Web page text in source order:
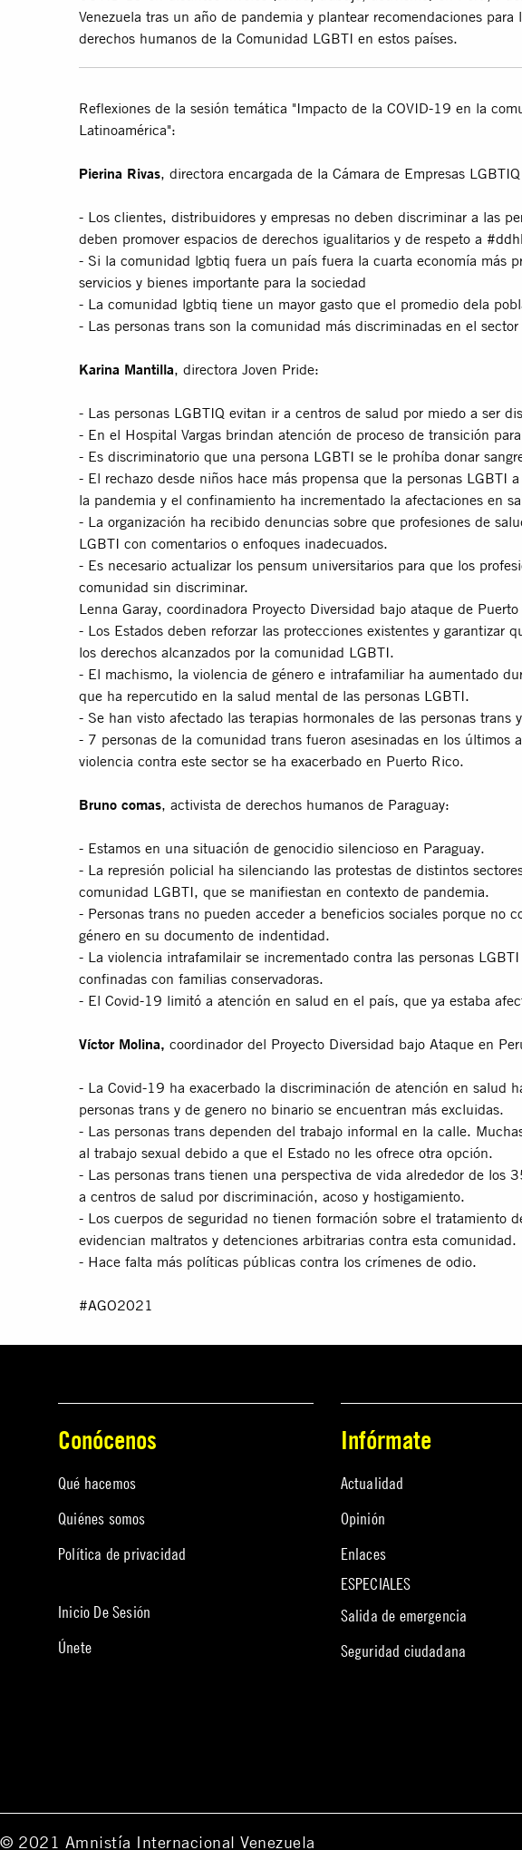
Venezuela tras un año de pandemia y plantear recomendaciones
derechos humanos de la Comunidad LGBTI en estos países.
Reflexiones de la sesión temática "Impacto de la COVID-19 en la
Latinoamérica":
Pierina Rivas, directora encargada de la Cámara de Empresas
- Los clientes, distribuidores y empresas no deben discriminar a las
deben promover espacios de derechos igualitarios y de respeto a
- Si la comunidad lgbtiq fuera un país fuera la cuarta economía más
servicios y bienes importante para la sociedad
- La comunidad lgbtiq tiene un mayor gasto que el promedio dela
- Las personas trans son la comunidad más discriminadas en el
Karina Mantilla, directora Joven Pride:
- Las personas LGBTIQ evitan ir a centros de salud por miedo a ser
- En el Hospital Vargas brindan atención de proceso de transición
- Es discriminatorio que una persona LGBTI se le prohíba donar
- El rechazo desde niños hace más propensa que la personas LGBTI
la pandemia y el confinamiento ha incrementado la afectaciones en
- La organización ha recibido denuncias sobre que profesiones de
LGBTI con comentarios o enfoques inadecuados.
- Es necesario actualizar los pensum universitarios para que los
comunidad sin discriminar.
Lenna Garay, coordinadora Proyecto Diversidad bajo ataque de
- Los Estados deben reforzar las protecciones existentes y garantizar
los derechos alcanzados por la comunidad LGBTI.
- El machismo, la violencia de género e intrafamiliar ha aumentado
que ha repercutido en la salud mental de las personas LGBTI.
- Se han visto afectado las terapias hormonales de las personas trans
- 7 personas de la comunidad trans fueron asesinadas en los últimos
violencia contra este sector se ha exacerbado en Puerto Rico.
Bruno comas, activista de derechos humanos de Paraguay:
- Estamos en una situación de genocidio silencioso en Paraguay.
- La represión policial ha silenciando las protestas de distintos
comunidad LGBTI, que se manifiestan en contexto de pandemia.
- Personas trans no pueden acceder a beneficios sociales porque no
género en su documento de indentidad.
- La violencia intrafamilair se incrementado contra las personas
confinadas con familias conservadoras.
- El Covid-19 limitó a atención en salud en el país, que ya estaba
Víctor Molina, coordinador del Proyecto Diversidad bajo Ataque en
- La Covid-19 ha exacerbado la discriminación de atención en salud
personas trans y de genero no binario se encuentran más excluidas.
- Las personas trans dependen del trabajo informal en la calle.
al trabajo sexual debido a que el Estado no les ofrece otra opción.
- Las personas trans tienen una perspectiva de vida alrededor de los
a centros de salud por discriminación, acoso y hostigamiento.
- Los cuerpos de seguridad no tienen formación sobre el tratamiento
evidencian maltratos y detenciones arbitrarias contra esta comunidad.
- Hace falta más políticas públicas contra los crímenes de odio.
#AGO2021
Conócenos
Qué hacemos
Quiénes somos
Política de privacidad
Inicio De Sesión
Únete
Infórmate
Actualidad
Opinión
Enlaces
ESPECIALES
Salida de emergencia
Seguridad ciudadana
© 2021 Amnistía Internacional Venezuela